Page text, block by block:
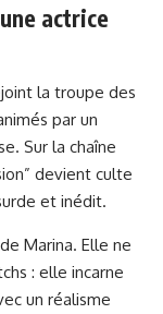
actrice
la troupe des
par un
Sur la chaîne
devient culte
et inédit.
Marina. Elle ne
: elle incarne
un réalisme